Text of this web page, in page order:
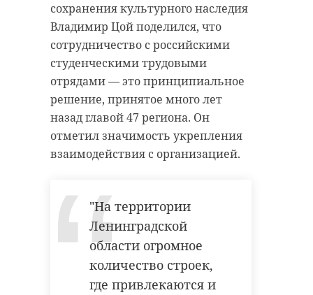
сохранения культурного наследия
Владимир Цой поделился, что
сотрудничество с российскими
студенческими трудовыми
отрядами — это принципиальное
решение, принятое много лет
назад главой 47 региона. Он
отметил значимость укрепления
взаимодействия с организацией.
"На территории
Ленинградской
области огромное
количество строек,
где привлекаются и